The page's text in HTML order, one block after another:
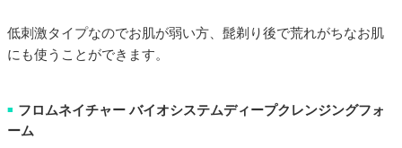
低刺激タイプなのでお肌が弱い方、髭剃り後で荒れがちなお肌
にも使うことができます。
■ フロムネイチャー バイオシステムディープクレンジングフォ
ーム